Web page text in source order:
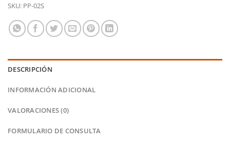
SKU: PP-02S
DESCRIPCIÓN
INFORMACIÓN ADICIONAL
VALORACIONES (0)
FORMULARIO DE CONSULTA